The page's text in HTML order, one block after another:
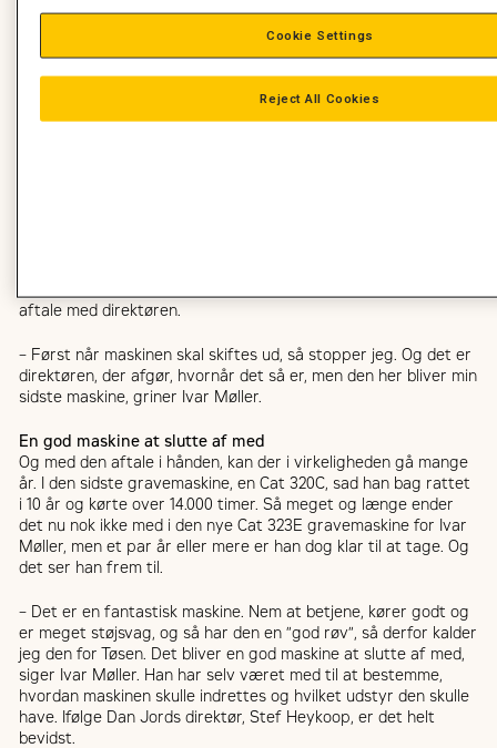
Ivar Møller, som er maskinfører hos Dan Jord, er fyldt 60, men
aftale med direktøren.
– Først når maskinen skal skiftes ud, så stopper jeg. Og det er
direktøren, der afgør, hvornår det så er, men den her bliver min
sidste maskine, griner Ivar Møller.
En god maskine at slutte af med
Og med den aftale i hånden, kan der i virkeligheden gå mange
år. I den sidste gravemaskine, en Cat 320C, sad han bag rattet
i 10 år og kørte over 14.000 timer. Så meget og længe ender
det nu nok ikke med i den nye Cat 323E gravemaskine for Ivar
Møller, men et par år eller mere er han dog klar til at tage. Og
det ser han frem til.
– Det er en fantastisk maskine. Nem at betjene, kører godt og
er meget støjsvag, og så har den en ”god røv”, så derfor kalder
jeg den for Tøsen. Det bliver en god maskine at slutte af med,
siger Ivar Møller. Han har selv været med til at bestemme,
hvordan maskinen skulle indrettes og hvilket udstyr den skulle
have. Ifølge Dan Jords direktør, Stef Heykoop, er det helt
bevidst.
Reject All Cookies
Cookie Settings